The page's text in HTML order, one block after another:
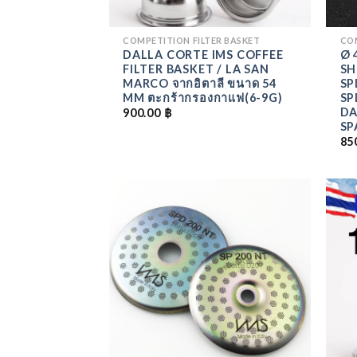
COMPETITION FILTER BASKET
DALLA CORTE IMS COFFEE
FILTER BASKET / LA SAN
MARCO จากอิตาลี ขนาด 54
MM ตะกร้ากรองกาแฟ(6-9G)
900.00 ฿
Ø
TO
WISHLIST